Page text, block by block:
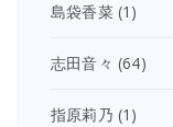
島袋香菜(1)
志田音々 (64)
指原莉乃 (1)